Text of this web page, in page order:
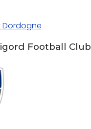
Dordogne
Football Club